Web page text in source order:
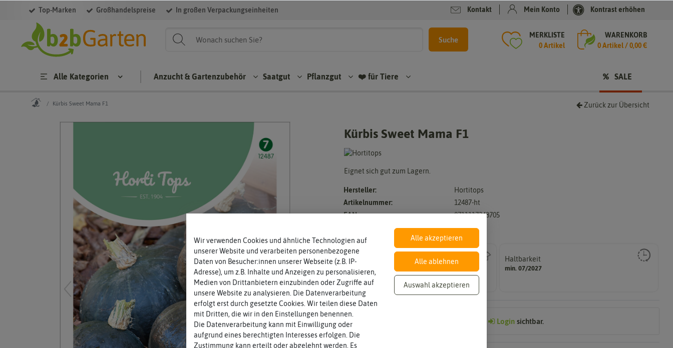
Top-Marken Großhandelspreise In großen Verpackungseinheiten Kontakt Mein Konto Kontrast erhöhen
Suche
MERKLISTE
0 Artikel
WARENKORB
0Artikel /0,00 €
Alle Kategorien Anzucht & Gartenzubehör Saatgut Pflanzgut ❤️ für Tiere SALE
Kürbis Sweet Mama F1 Zurück zur Übersicht
Kürbis Sweet Mama F1
Eignet sich gut zum Lagern.
Hersteller:
Hortitops
Artikelnummer:
12487-ht
EAN:
8711117248705
Inhalt
1 g Wie viel ist enthalten
Haltbarkeit
min. 07/2027
Zeitpunkt, bis zu dem das Saat- und Pflanzgut sehr
gut keimen sollte.
Loginsichtbar.
Wir verwenden Cookies und ähnliche Technologien auf
unserer Website und verarbeiten personenbezogene
Daten von Besucher:innen unserer Webseite (z.B. IP-
Adresse), um z.B. Inhalte und Anzeigen zu personalisieren,
Medien von Drittanbietern einzubinden oder Zugriffe auf
unsere Website zu analysieren. Die Datenverarbeitung
erfolgt erst durch gesetzte Cookies. Wir teilen diese Daten
mit Dritten, die wir in den Einstellungen benennen.
Die Datenverarbeitung kann mit Einwilligung oder
aufgrund eines berechtigten Interesses erfolgen. Die
Zustimmung kann erteilt oder abgelehnt werden. Es
Alle akzeptieren
Alle ablehnen
Auswahl akzeptieren